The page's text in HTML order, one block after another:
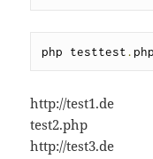
php testtest.php
http://test1.de
test2.php
http://test3.de